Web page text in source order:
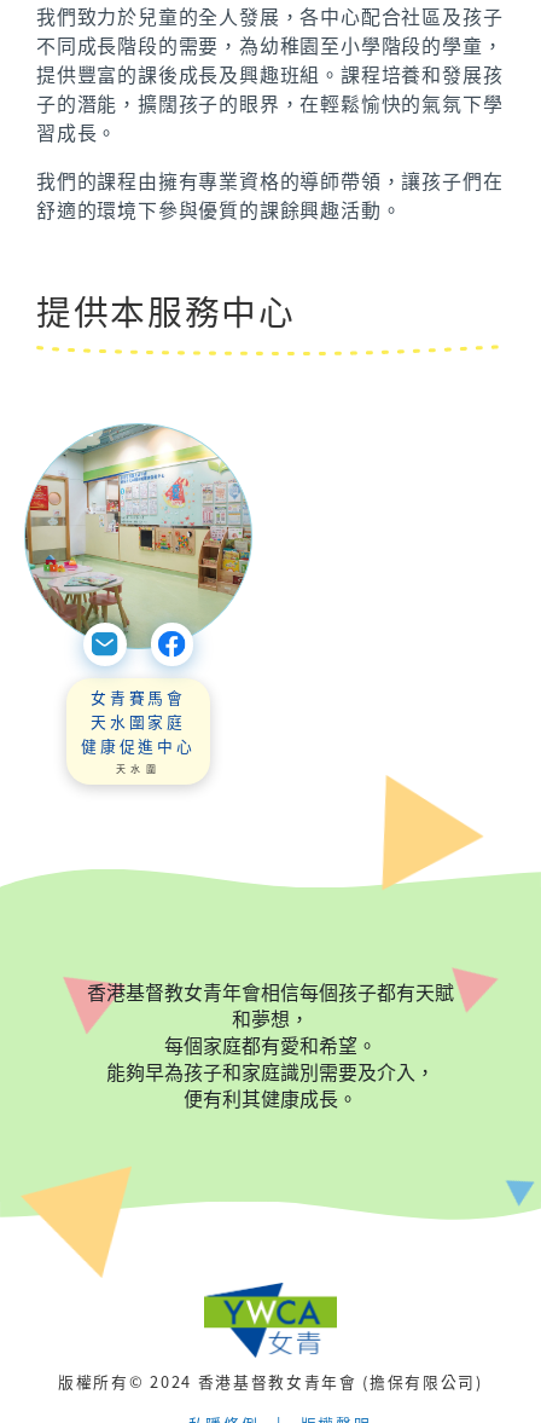
我們致力於兒童的全人發展，各中心配合社區及孩子
不同成長階段的需要，為幼稚園至小學階段的學童，
提供豐富的課後成長及興趣班組。課程培養和發展孩
子的潛能，擴闊孩子的眼界，在輕鬆愉快的氣氛下學
習成長。
我們的課程由擁有專業資格的導師帶領，讓孩子們在
舒適的環境下參與優質的課餘興趣活動。
提供本服務中心
女青賽馬會
天水圍家庭
健康促進中心
天水圍
香港基督教女青年會相信每個孩子都有天賦
和夢想，
每個家庭都有愛和希望。
能夠早為孩子和家庭識別需要及介入，
便有利其健康成長。
版權所有© 2024 香港基督教女青年會 (擔保有限公司)